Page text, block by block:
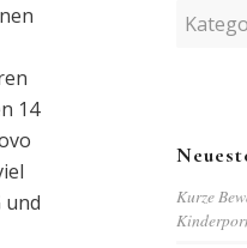
14
und
Kurze